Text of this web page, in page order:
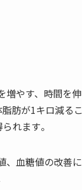
やす、時間を
肪が1キロ減る
れます​​。
血糖値の改善